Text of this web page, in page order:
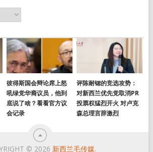
彼得斯国会辩论席上怒
吼绿党华裔议员，他到
底说了啥？看看官方议
会记录
评陈耐锶的竞选攻势：
对新西兰优先党取消PR
投票权猛烈开火 对卢克
森总理言辞激烈
© 2026 新西兰毛传媒.